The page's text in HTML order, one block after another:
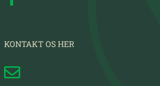
KONTAKT OS HER